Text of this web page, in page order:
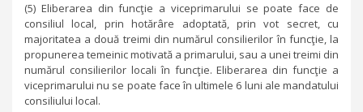
(5) Eliberarea din funcţie a viceprimarului se poate face de
consiliul local, prin hotărâre adoptată, prin vot secret, cu
majoritatea a două treimi din numărul consilierilor în funcţie, la
propunerea temeinic motivată a primarului, sau a unei treimi din
numărul consilierilor locali în funcţie. Eliberarea din funcţie a
viceprimarului nu se poate face în ultimele 6 luni ale mandatului
consiliului local.